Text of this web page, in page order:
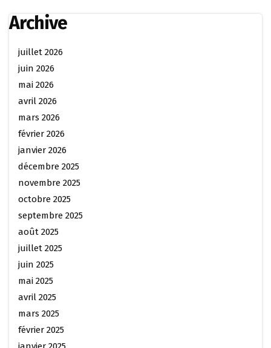
Archive
juillet 2026
juin 2026
mai 2026
avril 2026
mars 2026
février 2026
janvier 2026
décembre 2025
novembre 2025
octobre 2025
septembre 2025
août 2025
juillet 2025
juin 2025
mai 2025
avril 2025
mars 2025
février 2025